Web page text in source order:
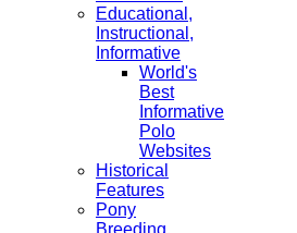
Educational,
Instructional,
Informative
World's
Best
Informative
Polo
Websites
Historical
Features
Pony
Breeding,